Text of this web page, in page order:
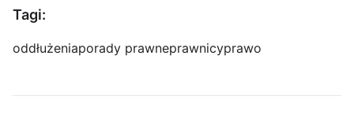
Tagi:
oddłużeniaporady prawneprawnicyprawo